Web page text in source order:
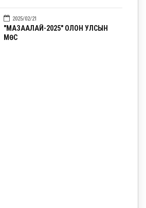
2025/02/21
"МАЗААЛАЙ-2025" ОЛОН УЛСЫН
МӨС